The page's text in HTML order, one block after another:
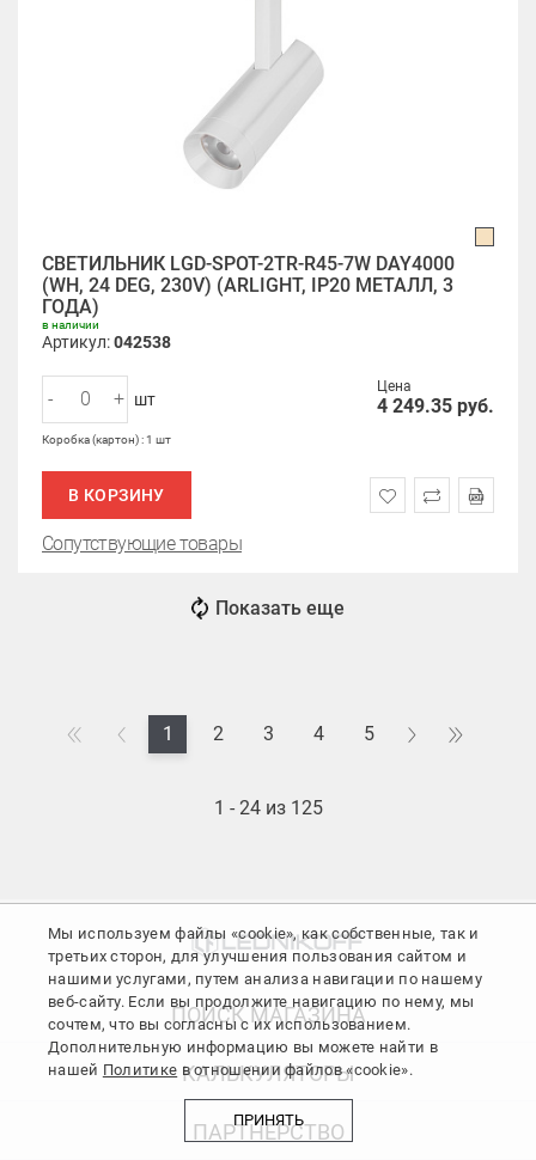
СВЕТИЛЬНИК LGD-SPOT-2TR-R45-7W DAY4000
(WH, 24 DEG, 230V) (ARLIGHT, IP20 МЕТАЛЛ, 3
ГОДА)
в наличии
Артикул:042538
Цена
4 249.35 руб.
- + шт
Коробка (картон) : 1 шт
В КОРЗИНУ
Сопутствующие товары
Показать еще
1 2 3 4 5
1 - 24 из 125
ПОИСК МАГАЗИНА
КАЛЬКУЛЯТОРЫ
ПАРТНЕРСТВО
Мы используем файлы «cookie», как собственные, так и
третьих сторон, для улучшения пользования сайтом и
нашими услугами, путем анализа навигации по нашему
веб-сайту. Если вы продолжите навигацию по нему, мы
сочтем, что вы согласны с их использованием.
Дополнительную информацию вы можете найти в
нашей Политике в отношении файлов «cookie».
ПРИНЯТЬ